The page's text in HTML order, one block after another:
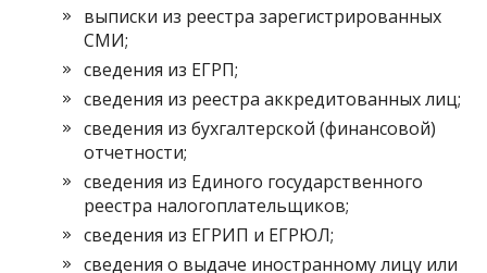
выписки из реестра зарегистрированных
СМИ;
сведения из ЕГРП;
сведения из реестра аккредитованных лиц;
сведения из бухгалтерской (финансовой)
отчетности;
сведения из Единого государственного
реестра налогоплательщиков;
сведения из ЕГРИП и ЕГРЮЛ;
сведения о выдаче иностранному лицу или